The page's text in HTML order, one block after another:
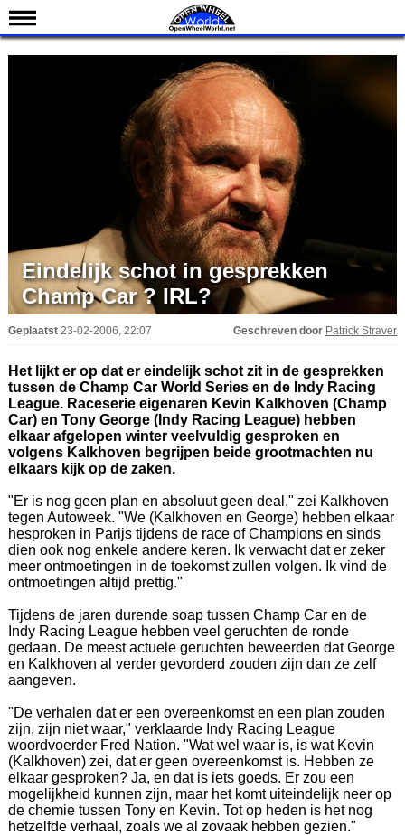
Nieuws
Indy 500
English
Eindelijk schot in gesprekken
Champ Car ? IRL?
Geplaatst 23-02-2006, 22:07 Geschreven door Patrick Straver
Het lijkt er op dat er eindelijk schot zit in de gesprekken
tussen de Champ Car World Series en de Indy Racing
League. Raceserie eigenaren Kevin Kalkhoven (Champ
Car) en Tony George (Indy Racing League) hebben
elkaar afgelopen winter veelvuldig gesproken en
volgens Kalkhoven begrijpen beide grootmachten nu
elkaars kijk op de zaken.
"Er is nog geen plan en absoluut geen deal," zei Kalkhoven
tegen Autoweek. "We (Kalkhoven en George) hebben elkaar
hesproken in Parijs tijdens de race of Champions en sinds
dien ook nog enkele andere keren. Ik verwacht dat er zeker
meer ontmoetingen in de toekomst zullen volgen. Ik vind de
ontmoetingen altijd prettig."
Tijdens de jaren durende soap tussen Champ Car en de
Indy Racing League hebben veel geruchten de ronde
gedaan. De meest actuele geruchten beweerden dat George
en Kalkhoven al verder gevorderd zouden zijn dan ze zelf
aangeven.
"De verhalen dat er een overeenkomst en een plan zouden
zijn, zijn niet waar," verklaarde Indy Racing League
woordvoerder Fred Nation. "Wat wel waar is, is wat Kevin
(Kalkhoven) zei, dat er geen overeenkomst is. Hebben ze
elkaar gesproken? Ja, en dat is iets goeds. Er zou een
mogelijkheid kunnen zijn, maar het komt uiteindelijk neer op
de chemie tussen Tony en Kevin. Tot op heden is het nog
hetzelfde verhaal, zoals we al zovaak hebben gezien."